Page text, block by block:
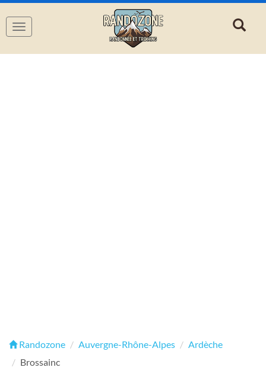
Navigation
Randozone Auvergne-Rhône-Alpes
Ardèche
Brossainc